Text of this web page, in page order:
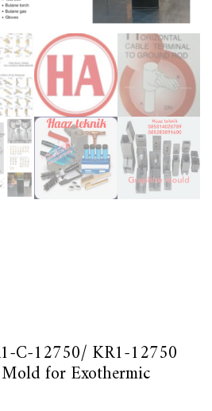
C-12750/ KR1-12750
for Exothermic